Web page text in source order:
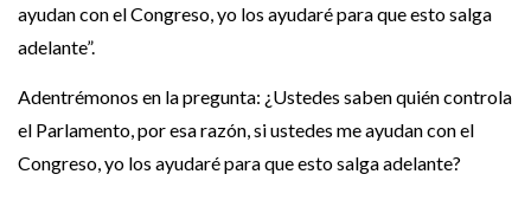
ayudan con el Congreso, yo los ayudaré para que esto salga
adelante”.
Adentrémonos en la pregunta: ¿Ustedes saben quién controla
el Parlamento, por esa razón, si ustedes me ayudan con el
Congreso, yo los ayudaré para que esto salga adelante?